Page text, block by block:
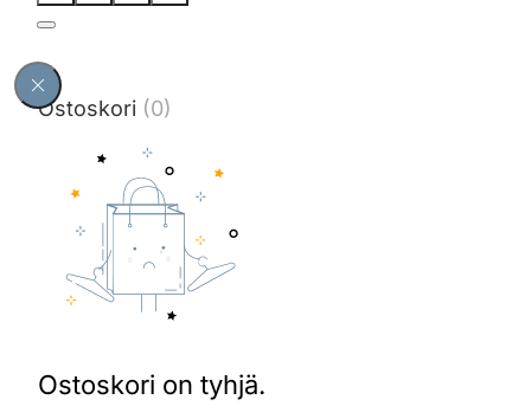
Ostoskori (0)
Ostoskori on tyhjä.